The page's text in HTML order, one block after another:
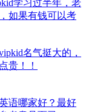
学习过半年，老
如果有钱可以考
名气挺大的，
贵！！
语哪家好？最好